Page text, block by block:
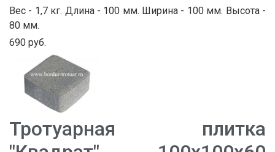
Вес - 1,7 кг. Длина - 100 мм. Ширина - 100 мм. Высота -
80 мм.
690 руб.
Тротуарная плитка